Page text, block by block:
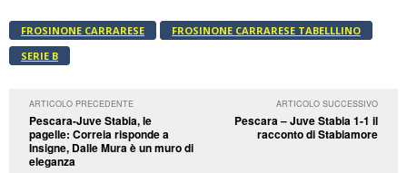
FROSINONE CARRARESE
FROSINONE CARRARESE TABELLLINO
SERIE B
ARTICOLO PRECEDENTE
Pescara-Juve Stabia, le
pagelle: Correia risponde a
Insigne, Dalle Mura è un muro di
eleganza
ARTICOLO SUCCESSIVO
Pescara – Juve Stabia 1-1 il
racconto di Stabiamore